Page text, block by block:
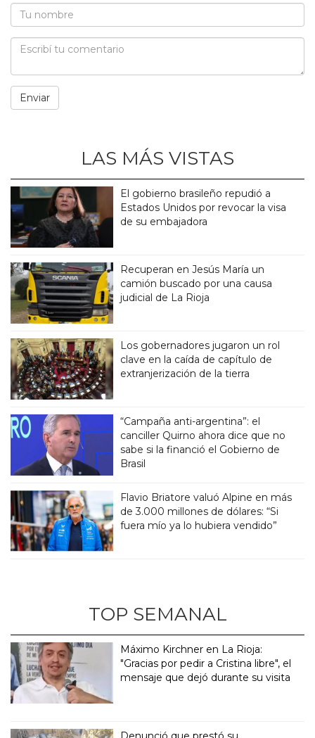
LAS MÁS VISTAS
El gobierno brasileño repudió a
Estados Unidos por revocar la visa
de su embajadora
Recuperan en Jesús María un
camión buscado por una causa
judicial de La Rioja
Los gobernadores jugaron un rol
clave en la caída de capítulo de
extranjerización de la tierra
“Campaña anti-argentina”: el
canciller Quirno ahora dice que no
sabe si la financió el Gobierno de
Brasil
Flavio Briatore valuó Alpine en más
de 3.000 millones de dólares: “Si
fuera mío ya lo hubiera vendido”
TOP SEMANAL
Máximo Kirchner en La Rioja:
"Gracias por pedir a Cristina libre", el
mensaje que dejó durante su visita